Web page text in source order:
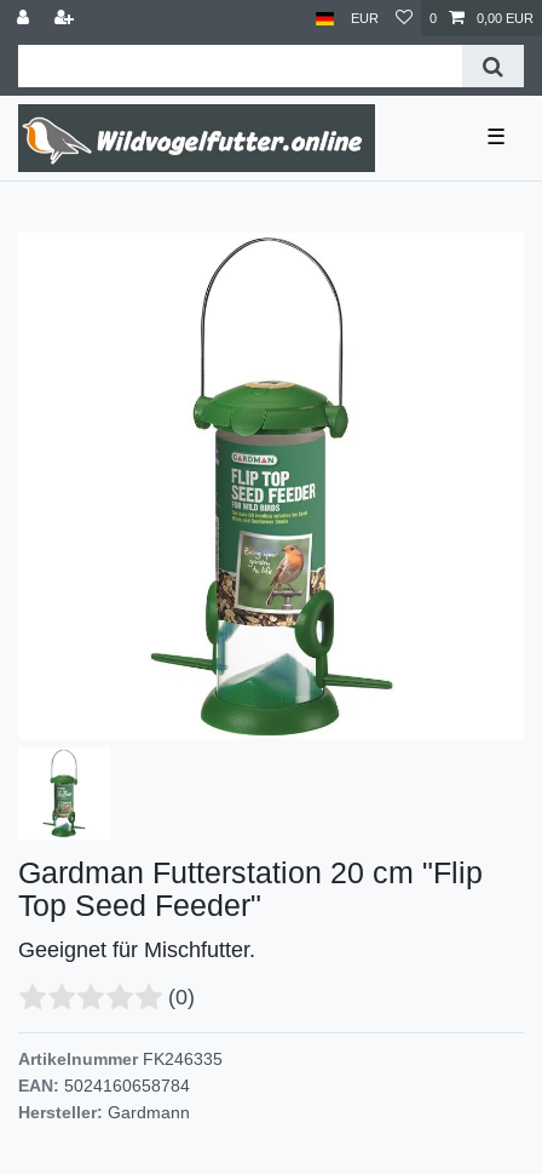
EUR 0 0,00 EUR
☰
Gardman Futterstation 20 cm "Flip
Top Seed Feeder"
Geeignet für Mischfutter.
(0)
Artikelnummer FK246335
EAN: 5024160658784
Hersteller: Gardmann